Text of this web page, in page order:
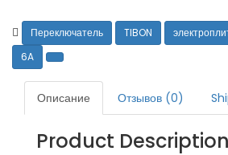
Переключатель TIBON
6A
Описание Отзывов (0)
Product Description